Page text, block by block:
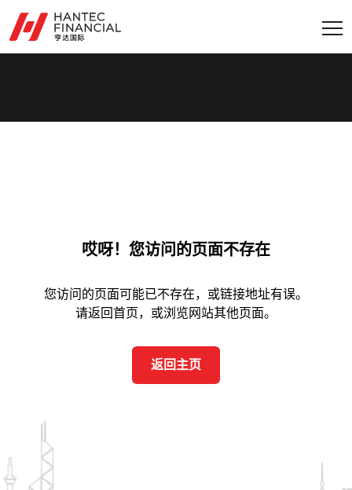
哎呀！您访问的页面不存在
您访问的页面可能已不存在，或链接地址有误。
请返回首页，或浏览网站其他页面。
返回主页